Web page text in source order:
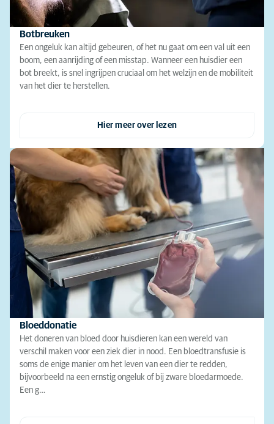
Botbreuken
Een ongeluk kan altijd gebeuren, of het nu gaat om een val uit een
boom, een aanrijding of een misstap. Wanneer een huisdier een
bot breekt, is snel ingrijpen cruciaal om het welzijn en de mobiliteit
van het dier te herstellen.
Hier meer over lezen
Bloeddonatie
Het doneren van bloed door huisdieren kan een wereld van
verschil maken voor een ziek dier in nood. Een bloedtransfusie is
soms de enige manier om het leven van een dier te redden,
bijvoorbeeld na een ernstig ongeluk of bij zware bloedarmoede.
Een g…